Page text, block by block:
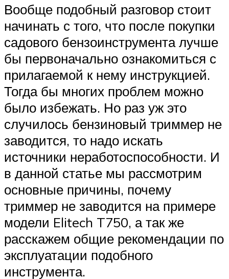
Вообще подобный разговор стоит
начинать с того, что после покупки
садового бензоинструмента лучше
бы первоначально ознакомиться с
прилагаемой к нему инструкцией.
Тогда бы многих проблем можно
было избежать. Но раз уж это
случилось бензиновый триммер не
заводится, то надо искать
источники неработоспособности. И
в данной статье мы рассмотрим
основные причины, почему
триммер не заводится на примере
модели Elitech T750, а так же
расскажем общие рекомендации по
эксплуатации подобного
инструмента.